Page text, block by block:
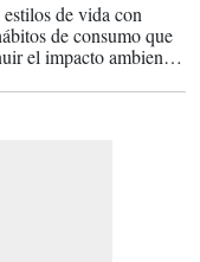
de vida con
de consumo que
el impacto ambiental